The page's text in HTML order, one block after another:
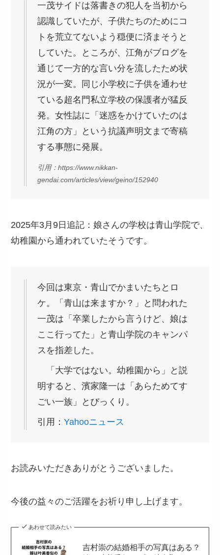
一茂サイドは落書きの犯人を当初から
認識していたが、子供たちのためにコ
トを荒立てないよう穏便に済まそうと
していた。ところが、江角がブログを
通じて一方的な言い分を流したため状
況が一変。同じ小学校に子供を通わせ
ている超名門私立学校の保護者が猛反
発。女性誌に「迷惑をかけていたのは
江角の方」という抗議声明文まで寄稿
する事態に発展。
引用：https://www.nikkan-
gendai.com/articles/view/geino/152940
2025年3月9日追記：娘さんの学校は青山学院で、
幼稚園から通われていたそうです。
今回は東京・青山でかまいたちとロ
ケ。「青山は来ますか？」と問われた
一茂は「卒業したから言うけど、娘は
ここ行ってた」と青山学院のキャンパ
スを指差した。
「大学ではない。幼稚園から」と説
明すると、濱家隆一は「あらためてす
ごい一族」とびっくり。
引用：Yahooニュース
お読みいただきありがとうございました。
今後の益々のご活躍をお祈り申し上げます。
あわせて読みたい
吉村崇の結婚相手の写真はある？